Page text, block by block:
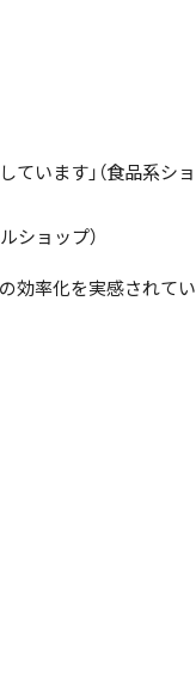
います」（食品系ショ
ショップ）
効率化を実感されてい